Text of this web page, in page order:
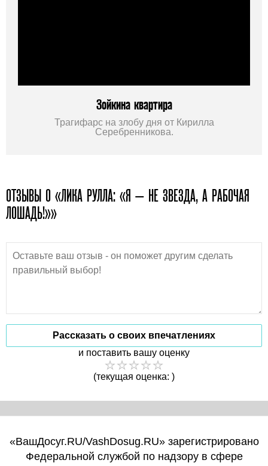
Зойкина квартира
Трагифарс на злобу дня от Кирилла
Серебренникова.
ОТЗЫВЫ О «ЛИКА РУЛЛА: «Я — НЕ ЗВЕЗДА, А РАБОЧАЯ
ЛОШАДЬ!»»
Рассказать о своих впечатлениях
и поставить вашу оценку
(текущая оценка: )
«ВашДосуг.RU/VashDosug.RU» зарегистрировано
Федеральной службой по надзору в сфере